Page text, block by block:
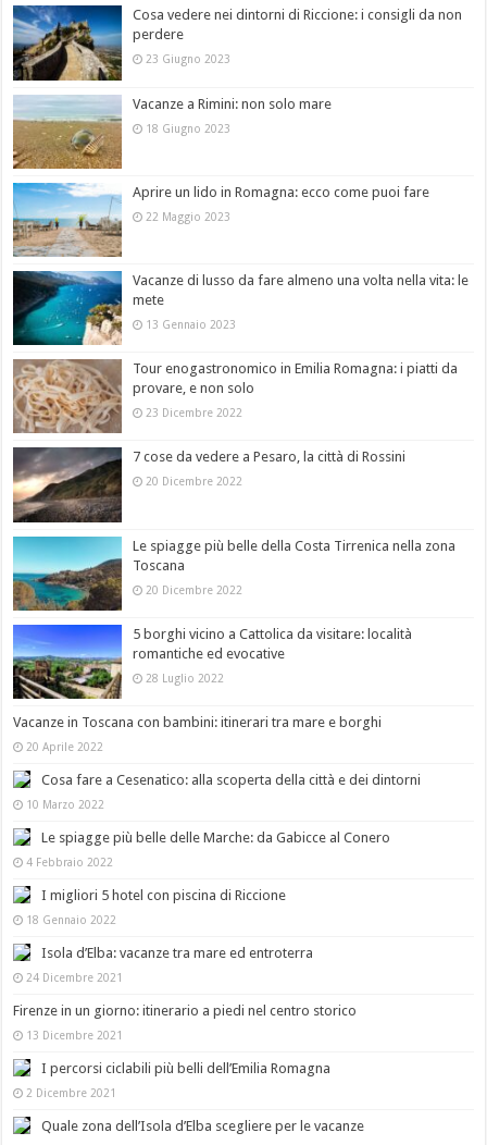
Cosa vedere nei dintorni di Riccione: i consigli da non
perdere
23 Giugno 2023
Vacanze a Rimini: non solo mare
18 Giugno 2023
Aprire un lido in Romagna: ecco come puoi fare
22 Maggio 2023
Vacanze di lusso da fare almeno una volta nella vita: le
mete
13 Gennaio 2023
Tour enogastronomico in Emilia Romagna: i piatti da
provare, e non solo
23 Dicembre 2022
7 cose da vedere a Pesaro, la città di Rossini
20 Dicembre 2022
Le spiagge più belle della Costa Tirrenica nella zona
Toscana
20 Dicembre 2022
5 borghi vicino a Cattolica da visitare: località
romantiche ed evocative
28 Luglio 2022
Vacanze in Toscana con bambini: itinerari tra mare e borghi
20 Aprile 2022
Cosa fare a Cesenatico: alla scoperta della città e dei dintorni
10 Marzo 2022
Le spiagge più belle delle Marche: da Gabicce al Conero
4 Febbraio 2022
I migliori 5 hotel con piscina di Riccione
18 Gennaio 2022
Isola d’Elba: vacanze tra mare ed entroterra
24 Dicembre 2021
Firenze in un giorno: itinerario a piedi nel centro storico
13 Dicembre 2021
I percorsi ciclabili più belli dell’Emilia Romagna
2 Dicembre 2021
Quale zona dell’Isola d’Elba scegliere per le vacanze